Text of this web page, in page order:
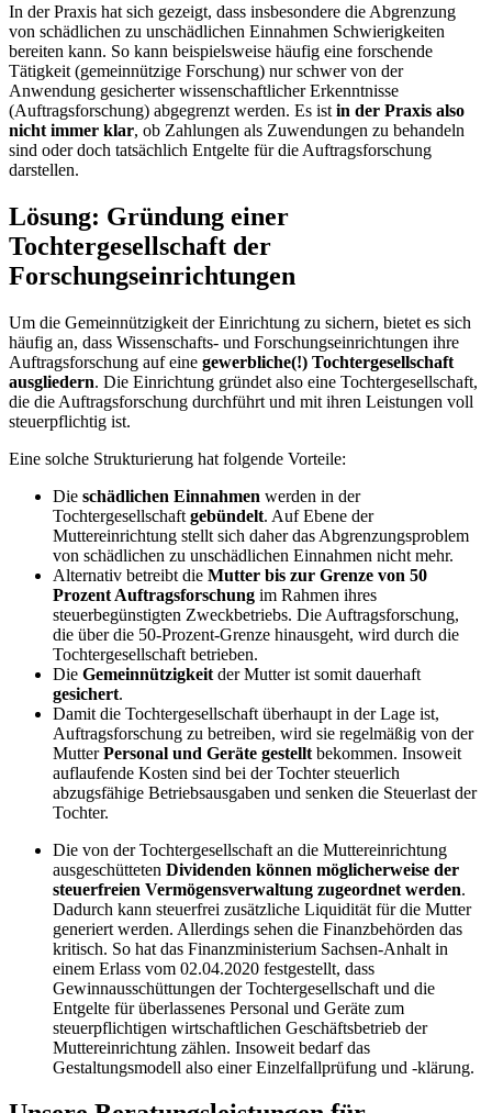
In der Praxis hat sich gezeigt, dass insbesondere die Abgrenzung
von schädlichen zu unschädlichen Einnahmen Schwierigkeiten
bereiten kann. So kann beispielsweise häufig eine forschende
Tätigkeit (gemeinnützige Forschung) nur schwer von der
Anwendung gesicherter wissenschaftlicher Erkenntnisse
(Auftragsforschung) abgegrenzt werden. Es ist in der Praxis also
nicht immer klar, ob Zahlungen als Zuwendungen zu behandeln
sind oder doch tatsächlich Entgelte für die Auftragsforschung
darstellen.
Lösung: Gründung einer
Tochtergesellschaft der
Forschungseinrichtungen
Um die Gemeinnützigkeit der Einrichtung zu sichern, bietet es sich
häufig an, dass Wissenschafts- und Forschungseinrichtungen ihre
Auftragsforschung auf eine gewerbliche(!) Tochtergesellschaft
ausgliedern. Die Einrichtung gründet also eine Tochtergesellschaft,
die die Auftragsforschung durchführt und mit ihren Leistungen voll
steuerpflichtig ist.
Eine solche Strukturierung hat folgende Vorteile:
Die schädlichen Einnahmen werden in der
Tochtergesellschaft gebündelt. Auf Ebene der
Muttereinrichtung stellt sich daher das Abgrenzungsproblem
von schädlichen zu unschädlichen Einnahmen nicht mehr.
Alternativ betreibt die Mutter bis zur Grenze von 50
Prozent Auftragsforschung im Rahmen ihres
steuerbegünstigten Zweckbetriebs. Die Auftragsforschung,
die über die 50-Prozent-Grenze hinausgeht, wird durch die
Tochtergesellschaft betrieben.
Die Gemeinnützigkeit der Mutter ist somit dauerhaft
gesichert.
Damit die Tochtergesellschaft überhaupt in der Lage ist,
Auftragsforschung zu betreiben, wird sie regelmäßig von der
MutterPersonal und Geräte gestellt bekommen. Insoweit
auflaufende Kosten sind bei der Tochter steuerlich
abzugsfähige Betriebsausgaben und senken die Steuerlast der
Tochter.
Die von der Tochtergesellschaft an die Muttereinrichtung
ausgeschütteten Dividenden können möglicherweise der
steuerfreien Vermögensverwaltung zugeordnet werden.
Dadurch kann steuerfrei zusätzliche Liquidität für die Mutter
generiert werden. Allerdings sehen die Finanzbehörden das
kritisch. So hat das Finanzministerium Sachsen-Anhalt in
einem Erlass vom 02.04.2020 festgestellt, dass
Gewinnausschüttungen der Tochtergesellschaft und die
Entgelte für überlassenes Personal und Geräte zum
steuerpflichtigen wirtschaftlichen Geschäftsbetrieb der
Muttereinrichtung zählen. Insoweit bedarf das
Gestaltungsmodell also einer Einzelfallprüfung und -klärung.